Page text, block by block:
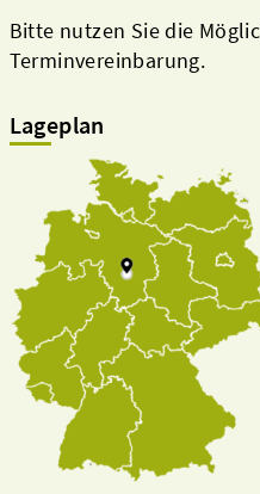
Bitte nutzen Sie die
Terminvereinbarung.
Lageplan